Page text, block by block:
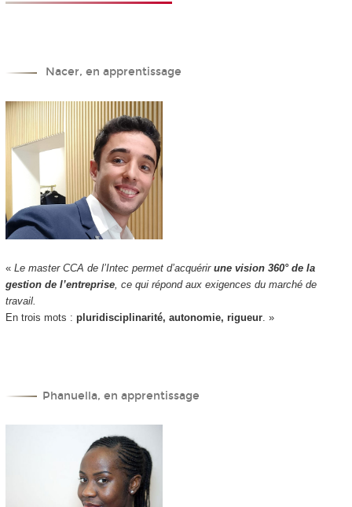
Nacer, en apprentissage
«Le master CCA de l’Intec permet d’acquérir une vision 360° de la
gestion de l’entreprise, ce qui répond aux exigences du marché de
travail.
En trois mots : pluridisciplinarité, autonomie, rigueur. »
Phanuella, en apprentissage